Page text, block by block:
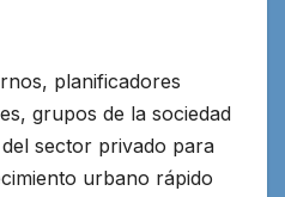
planificadores
grupos de la sociedad
sector privado para
urbano rápido